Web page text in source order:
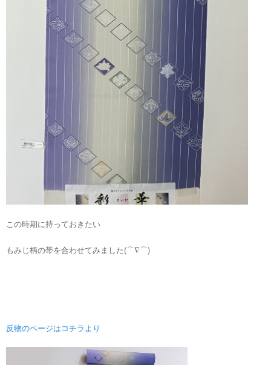
この時期に持っておきたい
もみじ柄の帯を合わせてみました(⌒∇⌒)
反物のページはコチラより